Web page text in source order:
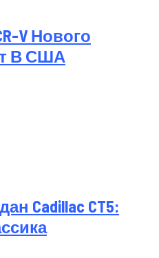
V Нового
В США
Cadillac CT5: